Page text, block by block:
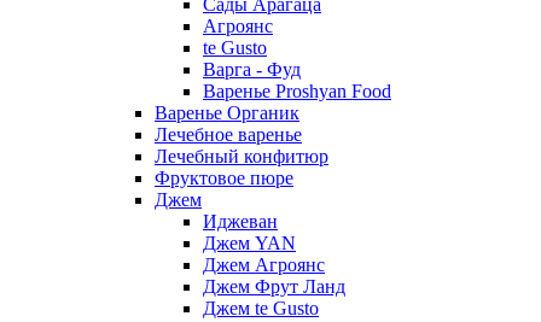
Сады Арагаца
Агроянс
te Gusto
Варга - Фуд
Варенье Proshyan Food
Варенье Органик
Лечебное варенье
Лечебный конфитюр
Фруктовое пюре
Джем
Иджеван
Джем YAN
Джем Агроянс
Джем Фрут Ланд
Джем te Gusto